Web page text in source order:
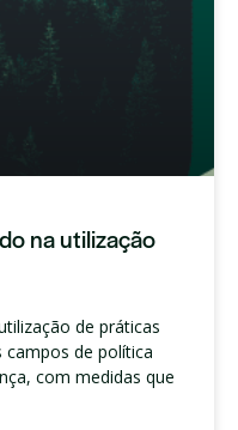
na utilização
de práticas
campos de política
com medidas que